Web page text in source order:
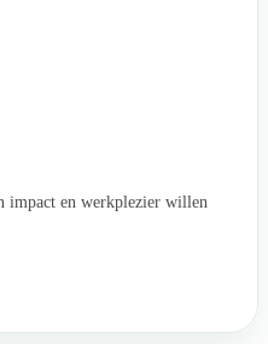
impact en werkplezier willen